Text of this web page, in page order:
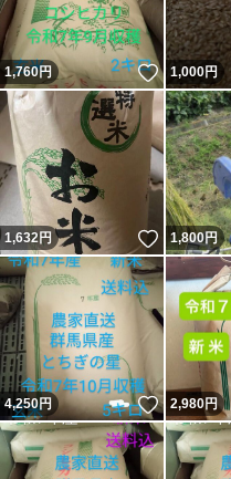
1,760円 いいね！
1,000円
1,632円 いいね！
1,800円
4,250円 いいね！
2,980円